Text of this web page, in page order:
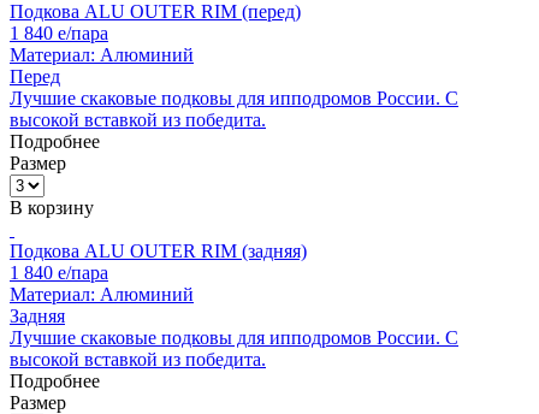
Подкова ALU OUTER RIM (перед)
1 840 e/пара
Материал: Алюминий
Перед
Лучшие скаковые подковы для ипподромов России. С
высокой вставкой из победита.
Подробнее
Размер
В корзину
Подкова ALU OUTER RIM (задняя)
1 840 e/пара
Материал: Алюминий
Задняя
Лучшие скаковые подковы для ипподромов России. С
высокой вставкой из победита.
Подробнее
Размер